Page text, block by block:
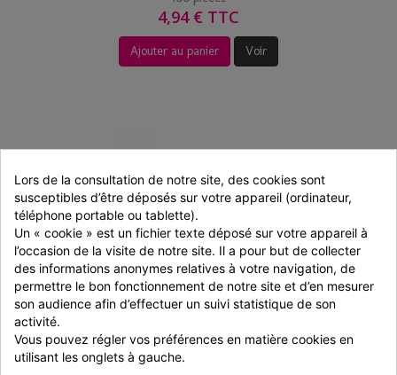
4,94 € TTC
Ajouter au panier Voir
Cuillere dessert en bois 125mm (x100)
Lors de la consultation de notre site, des cookies sont
susceptibles d’être déposés sur votre appareil (ordinateur,
téléphone portable ou tablette).
Un « cookie » est un fichier texte déposé sur votre appareil à
l’occasion de la visite de notre site. Il a pour but de collecter
des informations anonymes relatives à votre navigation, de
permettre le bon fonctionnement de notre site et d’en mesurer
son audience afin d’effectuer un suivi statistique de son
activité.
Vous pouvez régler vos préférences en matière cookies en
utilisant les onglets à gauche.